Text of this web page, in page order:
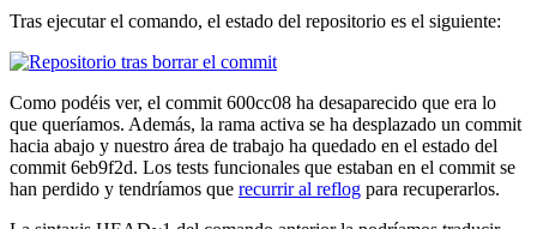
Tras ejecutar el comando, el estado del repositorio es el siguiente:
Como podéis ver, el commit 600cc08 ha desaparecido que era lo
que queríamos. Además, la rama activa se ha desplazado un commit
hacia abajo y nuestro área de trabajo ha quedado en el estado del
commit 6eb9f2d. Los tests funcionales que estaban en el commit se
han perdido y tendríamos que recurrir al reflog para recuperarlos.